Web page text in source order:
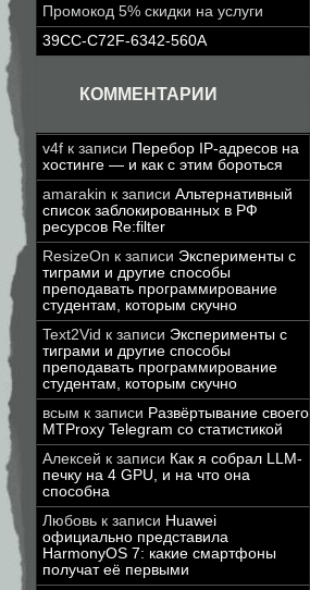
Промокод 5% скидки на услуги
39CC-C72F-6342-560A
КОММЕНТАРИИ
v4f к записи Перебор IP-адресов на
хостинге — и как с этим бороться
amarakin к записи Альтернативный
список заблокированных в РФ
ресурсов Re:filter
ResizeOn к записи Эксперименты с
тиграми и другие способы
преподавать программирование
студентам, которым скучно
Text2Vid к записи Эксперименты с
тиграми и другие способы
преподавать программирование
студентам, которым скучно
всым к записи Развёртывание своего
MTProxy Telegram со статистикой
Алексей к записи Как я собрал LLM-
печку на 4 GPU, и на что она
способна
Любовь к записи Huawei
официально представила
HarmonyOS 7: какие смартфоны
получат её первыми